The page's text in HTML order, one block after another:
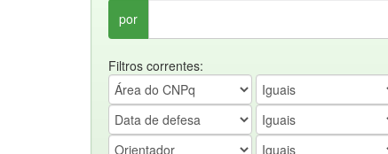
por
Filtros correntes: